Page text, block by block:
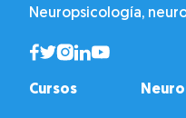
Neuropsicología,
Cursos